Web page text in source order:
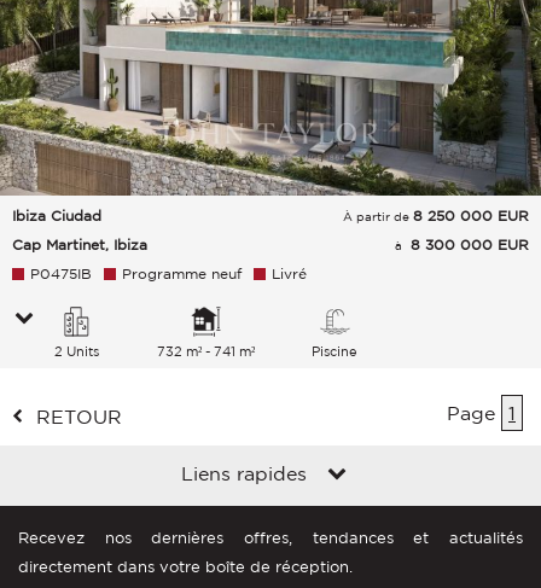
Ibiza Ciudad
Cap Martinet, Ibiza
À partir de 8 250 000 EUR
à
8 300 000 EUR
P0475IB
Programme neuf Livré
2 Units 732 m² - 741 m² Piscine
RETOUR Page 1
Liens rapides
Recevez nos dernières offres, tendances et actualités
directement dans votre boîte de réception.